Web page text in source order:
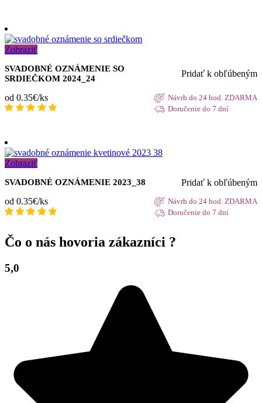
Zobraziť
SVADOBNÉ OZNÁMENIE SO
SRDIEČKOM 2024_24
Pridať k obľúbeným
od 0.35€/ks
Návrh do 24 hod. ZDARMA
Doručenie do 7 dní
Zobraziť
SVADOBNÉ OZNÁMENIE 2023_38
Pridať k obľúbeným
od 0.35€/ks
Návrh do 24 hod. ZDARMA
Doručenie do 7 dní
Čo o nás hovoria zákazníci ?
5,0